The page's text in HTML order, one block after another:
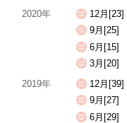
2020年
12月[23]
9月[25]
6月[15]
3月[20]
2019年
12月[39]
9月[27]
6月[29]